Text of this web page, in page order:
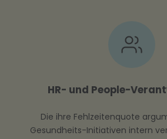
HR- und People-
Die ihre Fehlzeitenquote
Gesundheits-Initiativen intern